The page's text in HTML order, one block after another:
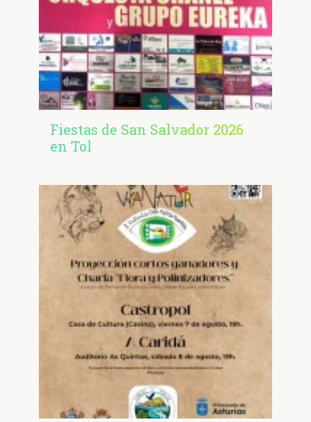
Fiestas de San Salvador 2026
en Tol